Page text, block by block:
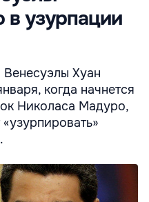
узурпации
Хуан
когда начнется
Николаса Мадуро,